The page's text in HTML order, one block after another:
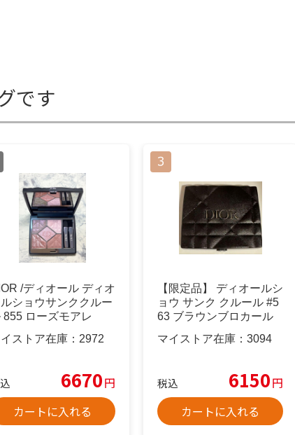
です
/ディオール ディオ
ショウサンククルー
855 ローズモアレ
ストア在庫： 2972
6670円
カートに入れる
【限定品】 ディオールシ
ョウ サンク クルール #5
63 ブラウンブロカール
マイストア在庫： 3094
税込 6150円
カートに入れる